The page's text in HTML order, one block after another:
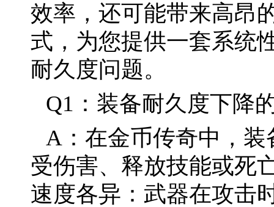
效率，还可能带来高昂
式，为您提供一套系统
耐久度问题。
Q1：装备耐久度下降
A：在金币传奇中，
受伤害、释放技能或死
速度各异：武器在攻击